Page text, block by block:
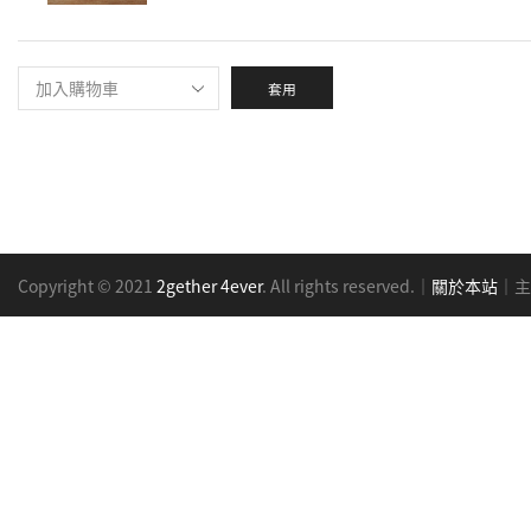
套用
Copyright © 2021 2gether 4ever. All rights reserved.｜ 關於本站 ｜